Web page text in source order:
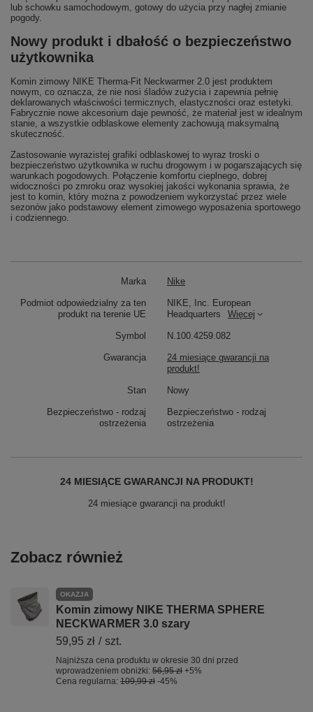
lub schowku samochodowym, gotowy do użycia przy nagłej zmianie
pogody.
Nowy produkt i dbałość o bezpieczeństwo
użytkownika
Komin zimowy NIKE Therma-Fit Neckwarmer 2.0 jest produktem
nowym, co oznacza, że nie nosi śladów zużycia i zapewnia pełnię
deklarowanych właściwości termicznych, elastyczności oraz estetyki.
Fabrycznie nowe akcesorium daje pewność, że materiał jest w idealnym
stanie, a wszystkie odblaskowe elementy zachowują maksymalną
skuteczność.
Zastosowanie wyrazistej grafiki odblaskowej to wyraz troski o
bezpieczeństwo użytkownika w ruchu drogowym i w pogarszających się
warunkach pogodowych. Połączenie komfortu cieplnego, dobrej
widoczności po zmroku oraz wysokiej jakości wykonania sprawia, że
jest to komin, który można z powodzeniem wykorzystać przez wiele
sezonów jako podstawowy element zimowego wyposażenia sportowego
i codziennego.
Marka Nike
Podmiot odpowiedzialny za ten
produkt na terenie UE
NIKE, Inc. European
Headquarters
Więcej
Symbol N.100.4259.082
Gwarancja
24 miesiące gwarancji na
produkt!
Stan Nowy
Bezpieczeństwo - rodzaj
ostrzeżenia
Bezpieczeństwo - rodzaj
ostrzeżenia
24 MIESIĄCE GWARANCJI NA PRODUKT!
24 miesiące gwarancji na produkt!
Zobacz również
OKAZJA
Komin zimowy NIKE THERMA SPHERE
NECKWARMER 3.0 szary
59,95 zł / szt.
Najniższa cena produktu w okresie 30 dni przed
wprowadzeniem obniżki: 56,95 zł +5%
Cena regularna: 109,99 zł -45%